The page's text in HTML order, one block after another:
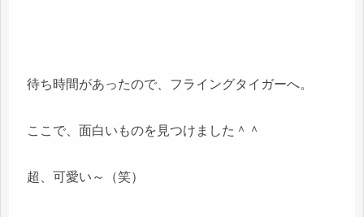
待ち時間があったので、フライングタイガーへ。
ここで、面白いものを見つけました＾＾
超、可愛い～（笑）